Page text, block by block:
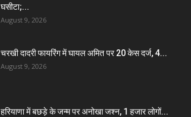
घसीटा;...
August 9, 2026
चरखी दादरी फायरिंग में घायल अमित पर 20 केस दर्ज, 4...
August 9, 2026
हरियाणा में बछड़े के जन्म पर अनोखा जश्न, 1 हजार लोगों...